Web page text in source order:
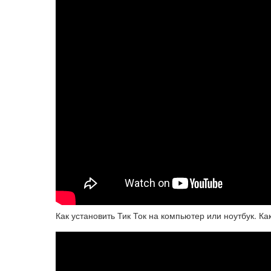
Как установить Тик Ток на компьютер или ноутбук.